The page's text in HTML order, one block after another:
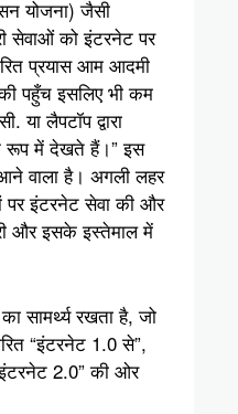
योजना) जैसी
सेवाओं को इंटरनेट पर
प्रयास आम आदमी
पहुँच इसलिए भी कम
या लैपटॉप द्वारा
रूप में देखते हैं।” इस
आने वाला है। अगली लहर
पर इंटरनेट सेवा की और
और इसके इस्तेमाल में
सामर्थ्य रखता है, जो
“इंटरनेट 1.0 से”,
2.0” की ओर